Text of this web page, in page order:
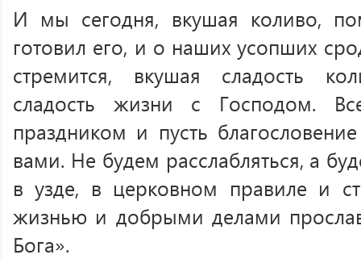
И мы сегодня, вкушая коливо,
готовил его, и о наших усопших
стремится, вкушая сладость
сладость жизни с Господом.
праздником и пусть
вами. Не будем расслабляться, а
в узде, в церковном правиле и
жизнью и добрыми делами
Бога».